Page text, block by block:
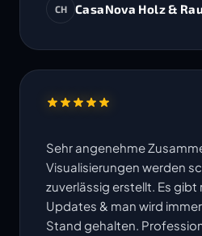
CH CasaNova Holz &
Sehr angenehme
Visualisierungen werden
zuverlässig erstellt. Es gibt
Updates & man wird
Stand gehalten.